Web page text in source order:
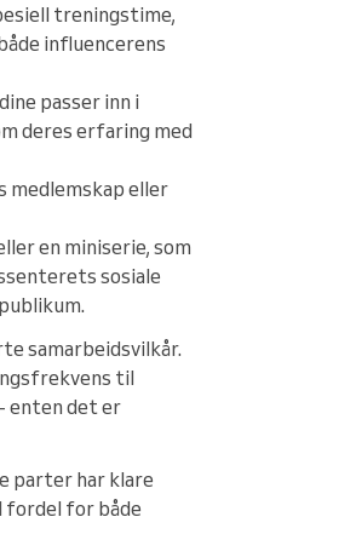
treningstime,
influencerens
passer inn i
deres erfaring med
medlemskap eller
en miniserie, som
sosiale
samarbeidsvilkår.
til
enten det er
parter har klare
fordel for både